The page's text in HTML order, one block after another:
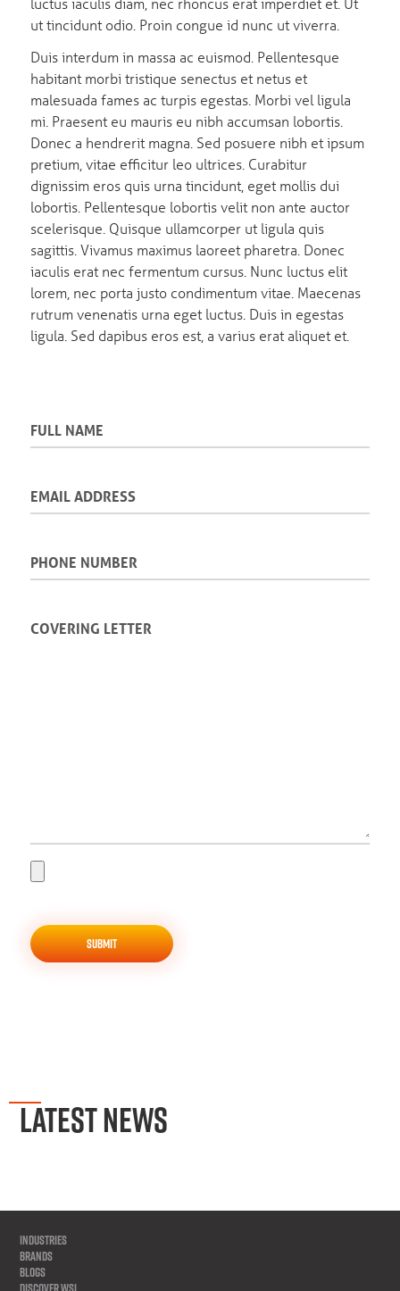
ut tincidunt odio. Proin congue id nunc ut viverra.
Duis interdum in massa ac euismod. Pellentesque
habitant morbi tristique senectus et netus et
malesuada fames ac turpis egestas. Morbi vel ligula
mi. Praesent eu mauris eu nibh accumsan lobortis.
Donec a hendrerit magna. Sed posuere nibh et ipsum
pretium, vitae efficitur leo ultrices. Curabitur
dignissim eros quis urna tincidunt, eget mollis dui
lobortis. Pellentesque lobortis velit non ante auctor
scelerisque. Quisque ullamcorper ut ligula quis
sagittis. Vivamus maximus laoreet pharetra. Donec
iaculis erat nec fermentum cursus. Nunc luctus elit
lorem, nec porta justo condimentum vitae. Maecenas
rutrum venenatis urna eget luctus. Duis in egestas
ligula. Sed dapibus eros est, a varius erat aliquet et.
LATEST NEWS
INDUSTRIES
BRANDS
BLOGS